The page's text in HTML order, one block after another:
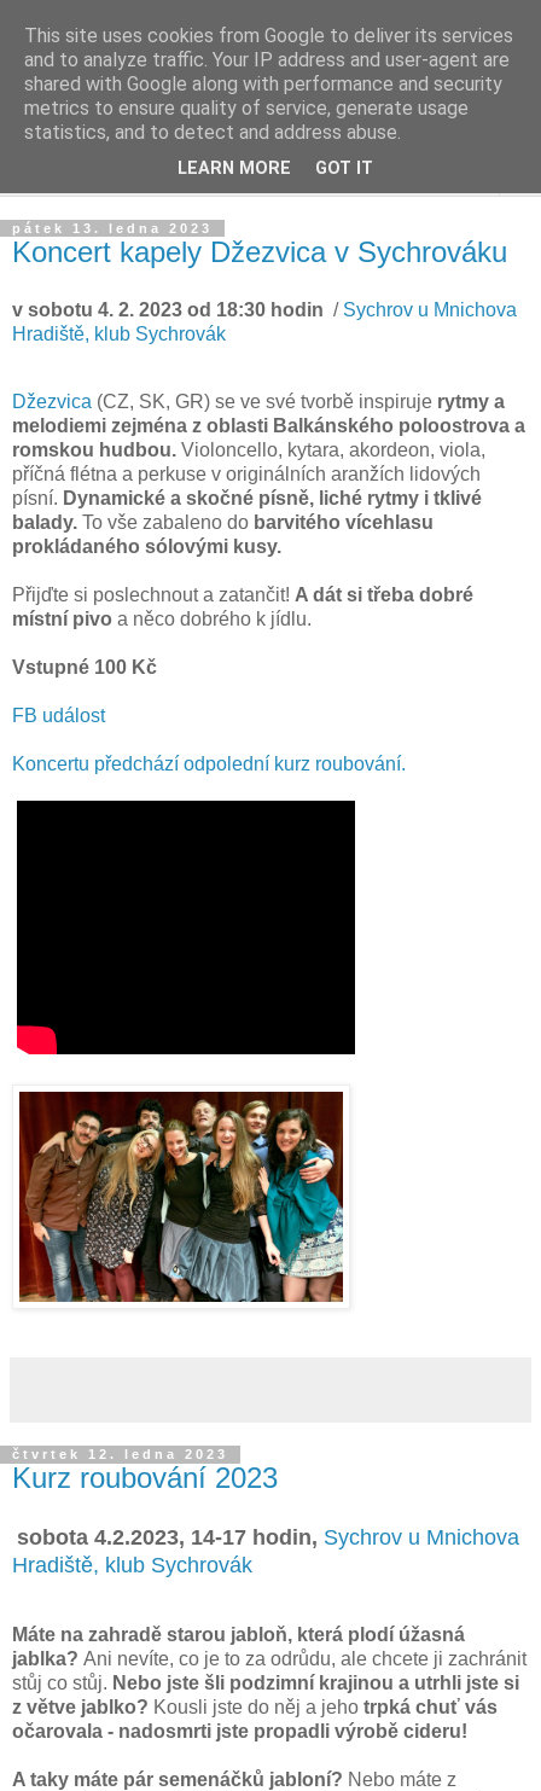
Život v sadu
Žijeme v sadu, staráme se o sad, zveme do sadu
pátek 13. ledna 2023
Koncert kapely Džezvica v Sychrováku
v sobotu 4. 2. 2023 od 18:30 hodin / Sychrov u Mnichova
Hradiště, klub Sychrovák
Džezvica (CZ, SK, GR) se ve své tvorbě inspiruje rytmy a
melodiemi zejména z oblasti Balkánského poloostrova a
romskou hudbou. Violoncello, kytara, akordeon, viola,
příčná flétna a perkuse v originálních aranžích lidových
písní. Dynamické a skočné písně, liché rytmy i tklivé
balady. To vše zabaleno do barvitého vícehlasu
prokládaného sólovými kusy.
Přijďte si poslechnout a zatančit! A dát si třeba dobré
místní pivo a něco dobrého k jídlu.
Vstupné 100 Kč
FB událost
Koncertu předchází odpolední kurz roubování.
čtvrtek 12. ledna 2023
Kurz roubování 2023
sobota 4.2.2023, 14-17 hodin, Sychrov u Mnichova
Hradiště, klub Sychrovák
Máte na zahradě starou jabloň, která plodí úžasná
jablka? Ani nevíte, co je to za odrůdu, ale chcete ji zachránit
stůj co stůj. Nebo jste šli podzimní krajinou a utrhli jste si
z větve jablko? Kousli jste do něj a jeho trpká chuť vás
očarovala - nadosmrti jste propadli výrobě cideru!
A taky máte pár semenáčků jabloní? Nebo máte z
This site uses cookies from Google to deliver its services
and to analyze traffic. Your IP address and user-agent are
shared with Google along with performance and security
metrics to ensure quality of service, generate usage
statistics, and to detect and address abuse.
LEARN MORE GOT IT